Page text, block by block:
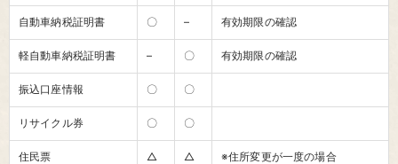
自動車納税証明書 〇 – 有効期限の確認
軽自動車納税証明書 – 〇 有効期限の確認
振込口座情報 〇 〇
リサイクル券 〇 〇
住民票 △ △ ※住所変更が一度の場合